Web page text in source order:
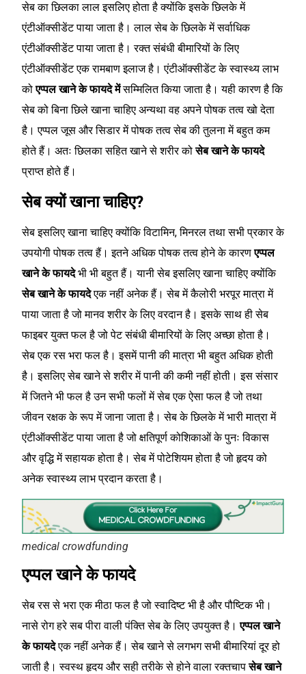
सेब का छिलका लाल इसलिए होता है क्योंकि इसके छिलके में
एंटीऑक्सीडेंट पाया जाता है। लाल सेब के छिलके में सर्वाधिक
एंटीऑक्सीडेंट पाया जाता है। रक्त संबंधी बीमारियों के लिए
एंटीऑक्सीडेंट एक रामबाण इलाज है। एंटीऑक्सीडेंट के स्वास्थ्य लाभ
कोएप्पल खाने के फायदे मेंसम्मिलित किया जाता है। यही कारण है कि
सेब को बिना छिले खाना चाहिए अन्यथा वह अपने पोषक तत्व खो देता
है। एप्पल जूस और सिडार में पोषक तत्व सेब की तुलना में बहुत कम
होते हैं। अतः छिलका सहित खाने से शरीर कोसेब खाने के फायदे
प्राप्त होते हैं।
सेब क्यों खाना चाहिए?
सेब इसलिए खाना चाहिए क्योंकि विटामिन, मिनरल तथा सभी प्रकार के
उपयोगी पोषक तत्व हैं। इतने अधिक पोषक तत्व होने के कारणएप्पल
खाने के फायदेभी भी बहुत हैं। यानी सेब इसलिए खाना चाहिए क्योंकि
सेब खाने के फायदेएक नहीं अनेक हैं। सेब में कैलोरी भरपूर मात्रा में
पाया जाता है जो मानव शरीर के लिए वरदान है। इसके साथ ही सेब
फाइबर युक्त फल है जो पेट संबंधी बीमारियों के लिए अच्छा होता है।
सेब एक रस भरा फल है। इसमें पानी की मात्रा भी बहुत अधिक होती
है। इसलिए सेब खाने से शरीर में पानी की कमी नहीं होती। इस संसार
में जितने भी फल है उन सभी फलों में सेब एक ऐसा फल है जो तथा
जीवन रक्षक के रूप में जाना जाता है। सेब के छिलके में भारी मात्रा में
एंटीऑक्सीडेंट पाया जाता है जो क्षतिपूर्ण कोशिकाओं के पुनः विकास
और वृद्धि में सहायक होता है। सेब में पोटेशियम होता है जो हृदय को
अनेक स्वास्थ्य लाभ प्रदान करता है।
medical crowdfunding
एप्पल खाने के फायदे
सेब रस से भरा एक मीठा फल है जो स्वादिष्ट भी है और पौष्टिक भी।
नासे रोग हरे सब पीरा वाली पंक्ति सेब के लिए उपयुक्त है।एप्पल खाने
के फायदेएक नहीं अनेक हैं। सेब खाने से लगभग सभी बीमारियां दूर हो
जाती है। स्वस्थ हृदय और सही तरीके से होने वाला रक्तचापसेब खाने